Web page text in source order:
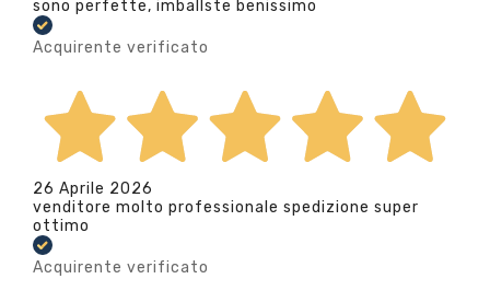
sono perfette, imballste benissimo
Acquirente verificato
26 Aprile 2026
venditore molto professionale spedizione super
ottimo
Acquirente verificato